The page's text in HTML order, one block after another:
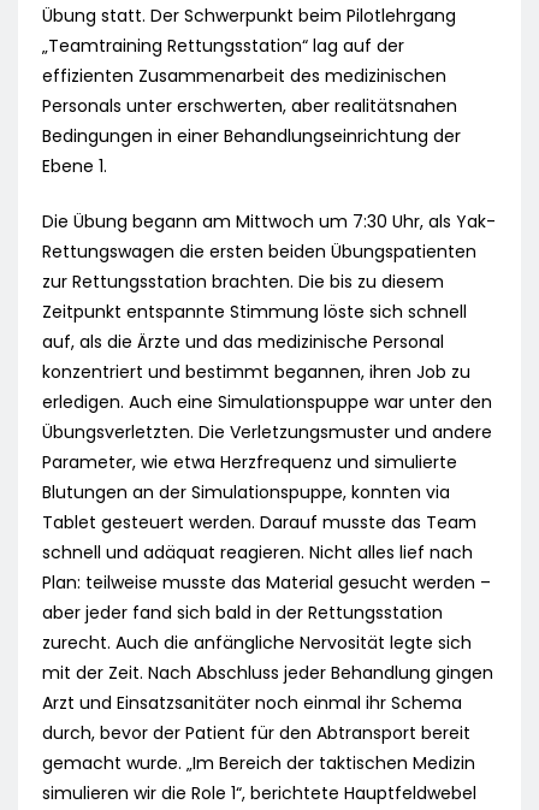
Übung statt. Der Schwerpunkt beim Pilotlehrgang
„Teamtraining Rettungsstation“ lag auf der
effizienten Zusammenarbeit des medizinischen
Personals unter erschwerten, aber realitätsnahen
Bedingungen in einer Behandlungseinrichtung der
Ebene 1.
Die Übung begann am Mittwoch um 7:30 Uhr, als Yak-
Rettungswagen die ersten beiden Übungspatienten
zur Rettungsstation brachten. Die bis zu diesem
Zeitpunkt entspannte Stimmung löste sich schnell
auf, als die Ärzte und das medizinische Personal
konzentriert und bestimmt begannen, ihren Job zu
erledigen. Auch eine Simulationspuppe war unter den
Übungsverletzten. Die Verletzungsmuster und andere
Parameter, wie etwa Herzfrequenz und simulierte
Blutungen an der Simulationspuppe, konnten via
Tablet gesteuert werden. Darauf musste das Team
schnell und adäquat reagieren. Nicht alles lief nach
Plan: teilweise musste das Material gesucht werden –
aber jeder fand sich bald in der Rettungsstation
zurecht. Auch die anfängliche Nervosität legte sich
mit der Zeit. Nach Abschluss jeder Behandlung gingen
Arzt und Einsatzsanitäter noch einmal ihr Schema
durch, bevor der Patient für den Abtransport bereit
gemacht wurde. „Im Bereich der taktischen Medizin
simulieren wir die Role 1“, berichtete Hauptfeldwebel